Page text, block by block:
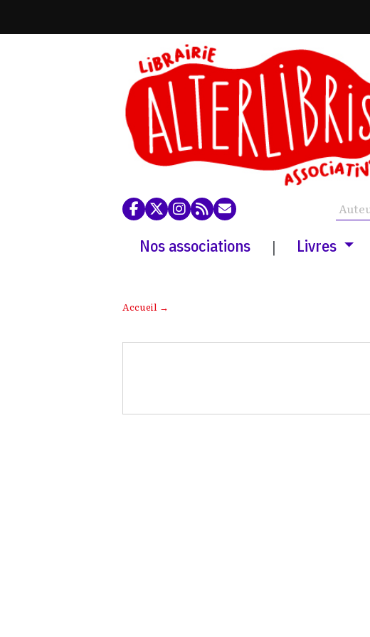
Nos associations | Livres
Accueil →